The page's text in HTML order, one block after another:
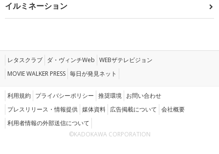
イルミネーション
レタスクラブ ダ・ヴィンチWeb WEBザテレビジョン
MOVIE WALKER PRESS 毎日が発見ネット
利用規約 プライバシーポリシー 推奨環境 お問い合わせ
プレスリリース・情報提供 媒体資料 広告掲載について 会社概要
利用者情報の外部送信について
©KADOKAWA CORPORATION